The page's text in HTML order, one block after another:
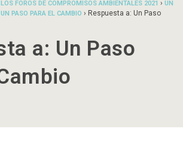
FOROS DE COMPROMISOS AMBIENTALES 2021 › UN
UN PASO PARA EL CAMBIO › Respuesta a: Un Paso
a: Un Paso